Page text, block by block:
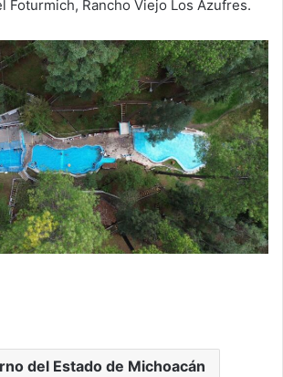
Foturmich, Rancho Viejo Los Azufres.
del Estado de Michoacán